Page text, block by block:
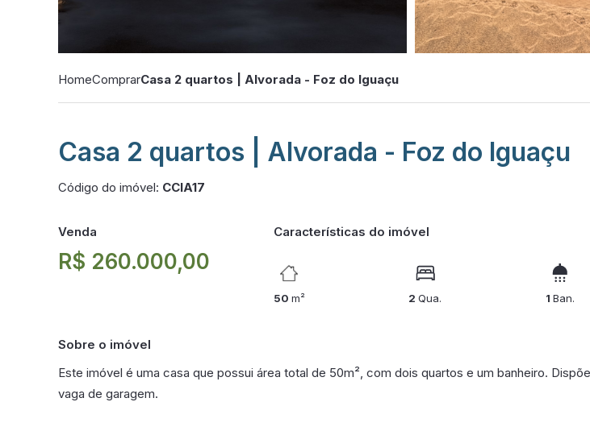
HomeComprarCasa 2 quartos | Alvorada - Foz do Iguaçu
Casa 2 quartos | Alvorada - Foz do Iguaçu
Código do imóvel: CCIA17
Venda
R$ 260.000,00
Características do imóvel
50 m² 2Qua. 1 Ban.
Sobre o imóvel
Este imóvel é uma casa que possui área total de 50m², com dois quartos e um banheiro.
vaga de garagem.